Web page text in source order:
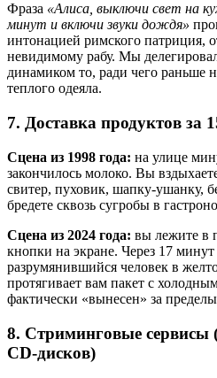
Фраза «Алиса, выключи свет на
минут и включи звуки дождя»
интонацией римского патриция,
невидимому рабу. Мы
динамиком то, ради чего раньше
теплого одеяла.
7. Доставка продуктов за
Сцена из 1998 года: на улице
закончилось молоко. Вы
свитер, пуховик, шапку-ушанку,
бредете сквозь сугробы в
Сцена из 2024 года: вы лежите в
кнопки на экране. Через 17 минут
разрумянившийся человек в
протягивает вам пакет с
фактически «вынесен» за
8. Стриминговые сервисы
CD-дисков)